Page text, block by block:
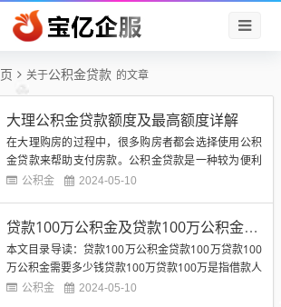
关于公积金贷款 的文章
大理公积金贷款额度及最高额度详解
在大理购房的过程中，很多购房者都会选择使用公积
金贷款来帮助支付房款。公积金贷款是一种较为便利
和低利率的贷款方式，能够帮助购房者快速实现购房
将为您详细解读大理公积金贷款额度及最高额度的问
题。（图片来源网络，侵删...
公积金 2024-05-10
贷款100万公积金及贷款100万公积金需要多少钱
本文目录导读：贷款100万公积金贷款100万贷款100
万公积金需要多少钱贷款100万贷款100万是指借款人
向银行或其他金融机构借款100万人民币。贷款100万
公积金 2024-05-10